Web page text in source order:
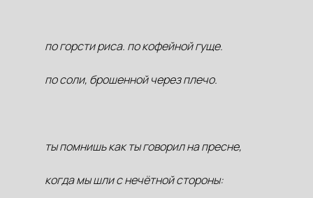
по горсти риса. по кофейной гуще.
по соли, брошенной через плечо.
ты помнишь как ты говорил на пресне,
когда мы шли с нечётной стороны: